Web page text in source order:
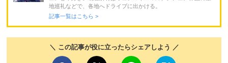
地巡礼などで、各地へドライブに出かける。
記事一覧はこちら >
＼ この記事が役に立ったらシェアしよう ／